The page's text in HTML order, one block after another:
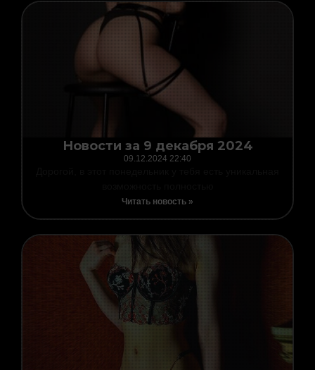
Новости за 9 декабря 2024
09.12.2024 22:40
Читать новость »